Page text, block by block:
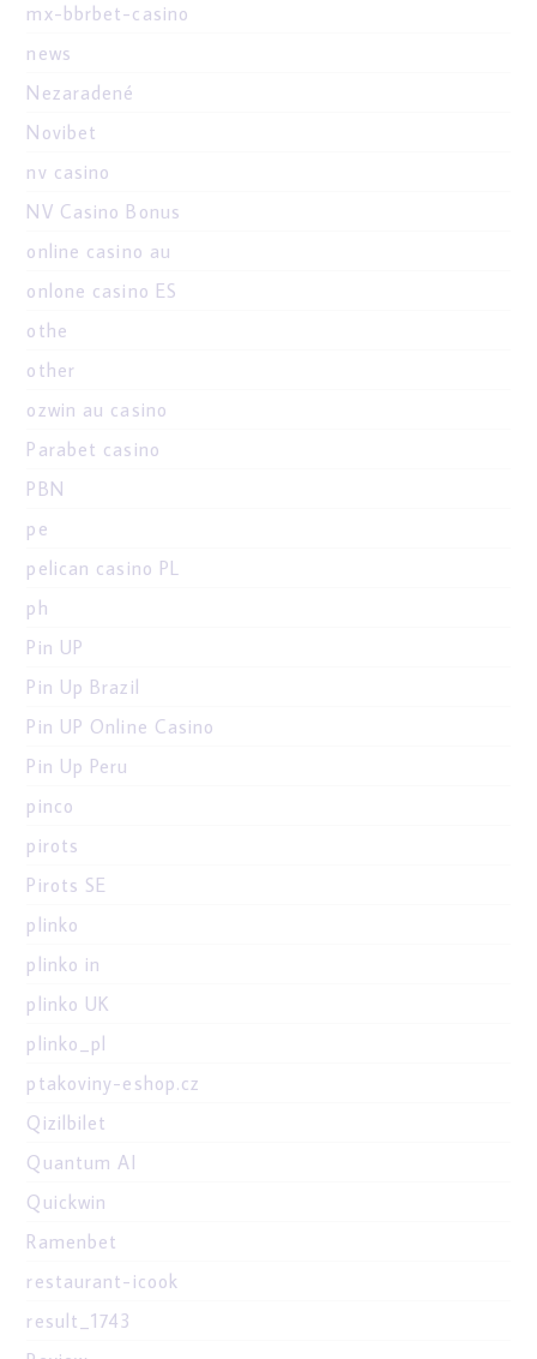
mx-bbrbet-casino
news
Nezaradené
Novibet
nv casino
NV Casino Bonus
online casino au
onlone casino ES
othe
other
ozwin au casino
Parabet casino
PBN
pe
pelican casino PL
ph
Pin UP
Pin Up Brazil
Pin UP Online Casino
Pin Up Peru
pinco
pirots
Pirots SE
plinko
plinko in
plinko UK
plinko_pl
ptakoviny-eshop.cz
Qizilbilet
Quantum AI
Quickwin
Ramenbet
restaurant-icook
result_1743